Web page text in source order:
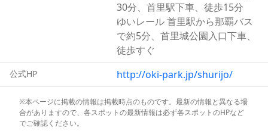
30分、首里駅下車、徒歩15分
ゆいレール 首里駅から那覇バス
で約5分、首里城公園入口下車、
徒歩すぐ
公式HP http://oki-park.jp/shurijo/
※本ページに掲載の情報は掲載時点のものです。最新の情報と異なる場
合がありますので、各スポットの最新情報は必ず各スポットのHPなど
でご確認ください。